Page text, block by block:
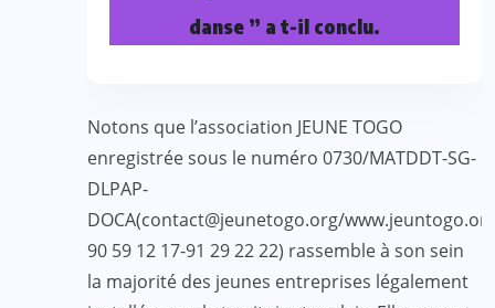
danse ” a t-il conclu.
Notons que l’association JEUNE TOGO
enregistrée sous le numéro 0730/MATDDT-SG-
DLPAP-
DOCA(contact@jeunetogo.org/
90 59 12 17-91 29 22 22) rassemble à son sein
la majorité des jeunes entreprises légalement